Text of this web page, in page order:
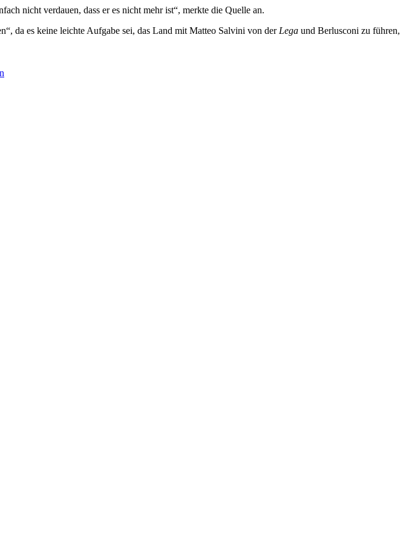
nicht verdauen, dass er es nicht mehr ist“, merkte die Quelle an.
da es keine leichte Aufgabe sei, das Land mit Matteo Salvini von der Lega und Berlusconi zu führen,